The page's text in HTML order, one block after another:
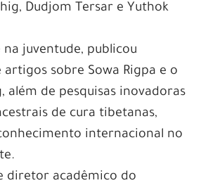
Dudjom Tersar e Yuthok
juventude, publicou
sobre Sowa Rigpa e o
além de pesquisas inovadoras
de cura tibetanas,
internacional no
diretor acadêmico do